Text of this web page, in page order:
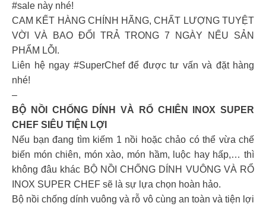
#sale này nhé!
CAM KẾT HÀNG CHÍNH HÃNG, CHẤT LƯỢNG TUYỆT
VỜI VÀ BAO ĐỔI TRẢ TRONG 7 NGÀY NẾU SẢN
PHẨM LỖI.
Liên hệ ngay #SuperChef để được tư vấn và đặt hàng
nhé!
–
BỘ NỒI CHỐNG DÍNH VÀ RỔ CHIÊN INOX SUPER
CHEF SIÊU TIỆN LỢI
Nếu bạn đang tìm kiếm 1 nồi hoặc chảo có thể vừa chế
biến món chiên, món xào, món hầm, luộc hay hấp,… thì
không đâu khác BỘ NỒI CHỐNG DÍNH VUÔNG VÀ RỔ
INOX SUPER CHEF sẽ là sự lựa chọn hoàn hảo.
Bộ nồi chống dính vuông và rỗ vô cùng an toàn và tiện lợi